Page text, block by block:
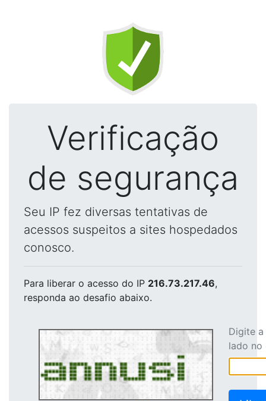
Verificação
de segurança
Seu IP fez diversas tentativas de
acessos suspeitos a sites hospedados
conosco.
Para liberar o acesso do IP 216.73.217.46,
responda ao desafio abaixo.
Digite
lado no